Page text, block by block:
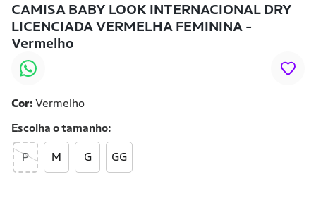
CAMISA BABY LOOK INTERNACIONAL DRY
LICENCIADA VERMELHA FEMININA -
Vermelho
Cor: Vermelho
Escolha otamanho
P M G GG